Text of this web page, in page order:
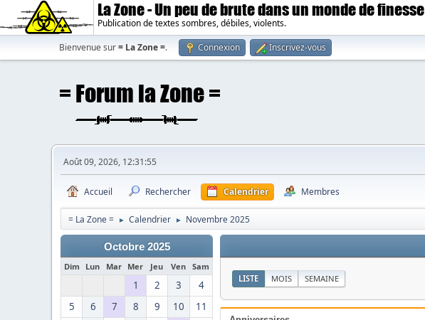
La Zone - Un peu de brute dans un monde de finesse
Publication de textes sombres, débiles, violents.
Bienvenue sur= La Zone =. Connexion Inscrivez-vous
Août 09, 2026, 12:31:55
Accueil Rechercher Calendrier Membres
= La Zone = ► Calendrier ► Novembre 2025
Octobre 2025
Dim Lun Mar Mer Jeu Ven Sam
1 2 3
4
5
6 7 8 9 10
11
LISTE MOIS SEMAINE